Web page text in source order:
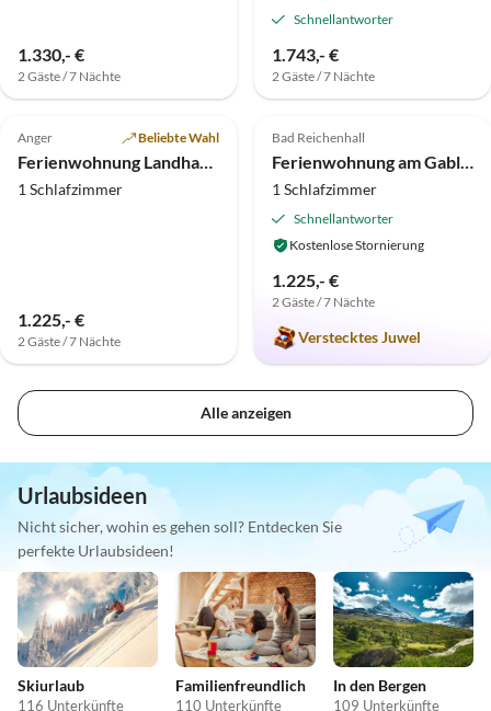
1.330,- €
2 Gäste / 7 Nächte
Schnellantworter
1.743,- €
2 Gäste / 7 Nächte
Top-Inserat
3.8 (3)
Anger Beliebte Wahl
1 Schlafzimmer
1.225,- €
2 Gäste / 7 Nächte
5.0 (1)
Bad Reichenhall
1 Schlafzimmer
Schnellantworter
Kostenlose Stornierung
1.225,- €
2 Gäste / 7 Nächte
Verstecktes Juwel
Alle anzeigen
Urlaubsideen
Nicht sicher, wohin es gehen soll? Entdecken Sie
perfekte Urlaubsideen!
Skiurlaub
116 Unterkünfte
Familienfreundlich
110 Unterkünfte
In den Bergen
109 Unterkünfte